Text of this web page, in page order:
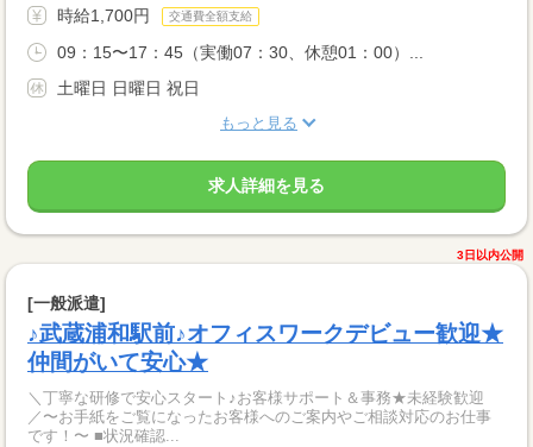
時給1,700円 交通費全額支給
09：15〜17：45（実働07：30、休憩01：00）...
土曜日 日曜日 祝日
もっと見る
求人詳細を見る
3日以内公開
[一般派遣]
♪武蔵浦和駅前♪オフィスワークデビュー歓迎★
仲間がいて安心★
＼丁寧な研修で安心スタート♪お客様サポート＆事務★未経験歓迎
／〜お手紙をご覧になったお客様へのご案内やご相談対応のお仕事
です！〜 ■状況確認...